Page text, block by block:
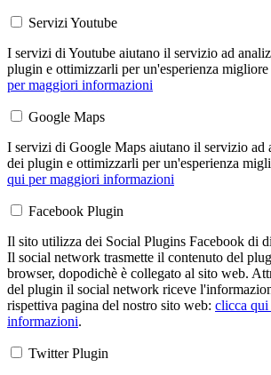
Servizi Youtube
I servizi di Youtube aiutano il servizio ad
plugin e ottimizzarli per un'esperienza
per maggiori informazioni
Google Maps
I servizi di Google Maps aiutano il servizio ad
dei plugin e ottimizzarli per un'esperienza
qui per maggiori informazioni
Facebook Plugin
Il sito utilizza dei Social Plugins Facebook di
Il social network trasmette il contenuto del
browser, dopodichè è collegato al sito web.
del plugin il social network riceve
rispettiva pagina del nostro sito web: clicca qui
informazioni.
Twitter Plugin